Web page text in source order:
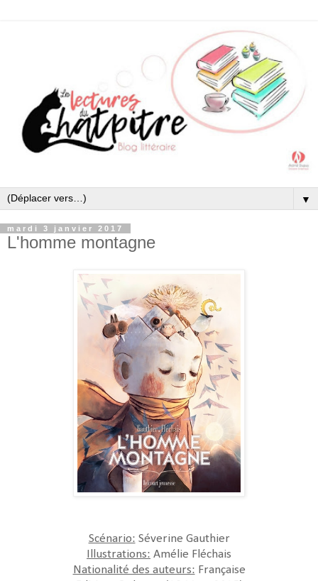
▼
mardi 3 janvier 2017
L'homme montagne
Scénario: Séverine Gauthier
Illustrations: Amélie Fléchais
Nationalité des auteurs: Française